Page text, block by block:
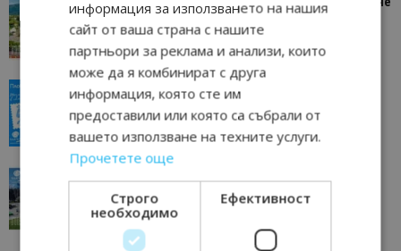
отвъд очакваното
11/07/2026 11:22
всички времена
традициите, културата и вдъхновяващите...
Перник 17/06/2026 09:01
информация за използването на нашия
сайт от ваша страна с нашите
партньори за реклама и анализи, които
може да я комбинират с друга
информация, която сте им
предоставили или която са събрали от
вашето използване на техните услуги.
Прочетете още
Строго
необходимо
Ефективност